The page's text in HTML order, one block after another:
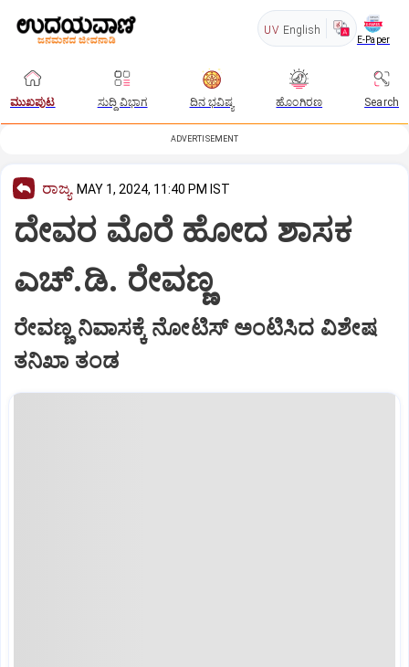
UV English
E-Paper
ಮುಖಪುಟ ಸುದ್ದಿ ವಿಭಾಗ ದಿನ ಭವಿಷ್ಯ ಹೊಂಗಿರಣ Search
ADVERTISEMENT
ರಾಜ್ಯ MAY 1, 2024, 11:40 PM IST
ದೇವರ ಮೊರೆ ಹೋದ ಶಾಸಕ
ಎಚ್‌.ಡಿ. ರೇವಣ್ಣ
ರೇವಣ್ಣ ನಿವಾಸಕ್ಕೆ ನೋಟಿಸ್‌ ಅಂಟಿಸಿದ ವಿಶೇಷ
ತನಿಖಾ ತಂಡ